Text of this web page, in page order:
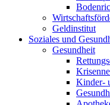
Geldinstitut
Soziales und
Gesundheit
Kinder-